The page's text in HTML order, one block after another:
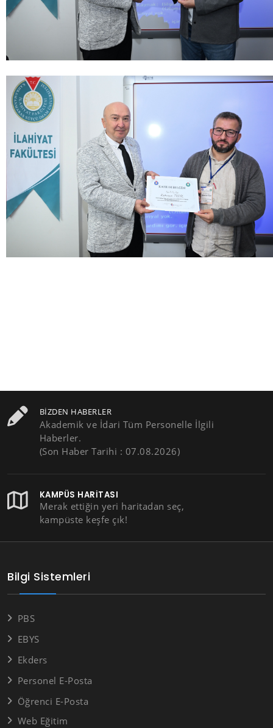
BIZDEN HABERLER
Akademik ve İdari Tüm Personelle İlgili
Haberler.
(Son Haber Tarihi : 07.08.2026)
KAMPÜS HARITASI
Merak ettiğin yeri haritadan seç,
kampüste keşfe çık!
Bilgi Sistemleri
PBS
EBYS
Ekders
Personel E-Posta
Öğrenci E-Posta
Web Eğitim